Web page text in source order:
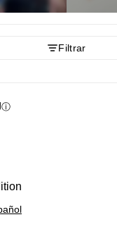
Filtrar
ⓘ